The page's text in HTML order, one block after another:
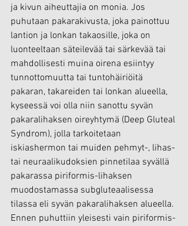
ja kivun aiheuttajia on monia. Jos
puhutaan pakarakivusta, joka painottuu
lantion ja lonkan takaosille, joka on
luonteeltaan säteilevää tai särkevää tai
mahdollisesti muina oirena esiintyy
tunnottomuutta tai tuntohäiriöitä
pakaran, takareiden tai lonkan alueella,
kyseessä voi olla niin sanottu syvän
pakaralihaksen oireyhtymä (Deep Gluteal
Syndrom), jolla tarkoitetaan
iskiashermon tai muiden pehmyt-, lihas-
tai neuraalikudoksien pinnetilaa syvällä
pakarassa piriformis-lihaksen
muodostamassa subgluteaalisessa
tilassa eli syvän pakaralihaksen alueella.
Ennen puhuttiin yleisesti vain piriformis-